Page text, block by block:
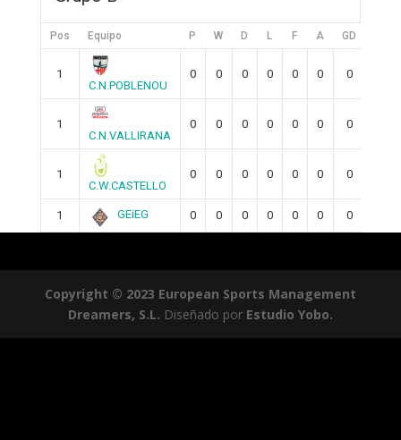
Pos Equipo P W D L F A GD
1
C.N.POBLENOU
0 0 0 0 0 0 0
1
C.N.VALLIRANA
0 0 0 0 0 0 0
1
C.W.CASTELLO
0 0 0 0 0 0 0
1 GEiEG 0 0 0 0 0 0 0
Copyright © 2023 European Sports Management
Dreamers, S.L. Diseñado por Estudio Yobo.